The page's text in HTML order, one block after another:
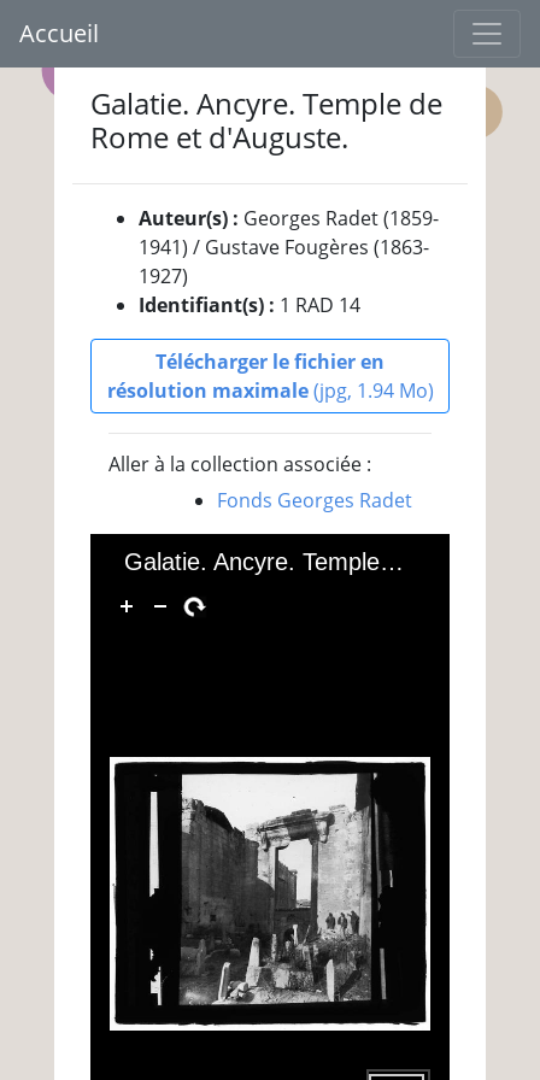
Accueil
Galatie. Ancyre. Temple de
Rome et d'Auguste.
Auteur(s) : Georges Radet (1859-
1941) / Gustave Fougères (1863-
1927)
Identifiant(s) : 1 RAD 14
Télécharger le fichier en
résolution maximale(jpg, 1.94 Mo)
Aller à la collection associée :
Fonds Georges Radet